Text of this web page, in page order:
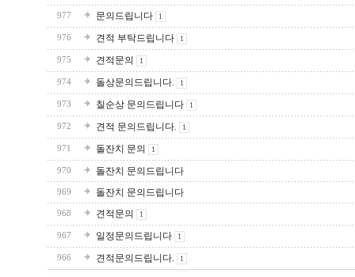
977 문의드립니다 1
976 견적 부탁드립니다 1
975 견적문의 1
974 돌상문의드립니다. 1
973 칠순상 문의드립니다 1
972 견적 문의드립니다. 1
971 돌잔치 문의 1
970 돌잔치 문의드립니다
969 돌잔치 문의드립니다
968 견적문의 1
967 일정문의드립니다 1
966 견적문의드립니다. 1